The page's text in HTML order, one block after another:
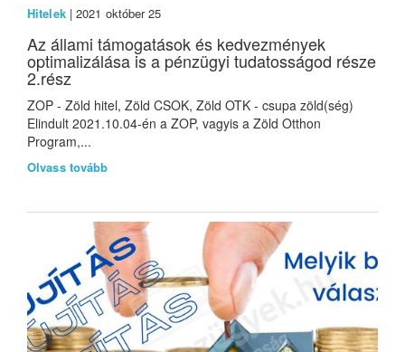
Hitelek| 2021 október 25
Az állami támogatások és kedvezmények
optimalizálása is a pénzügyi tudatosságod része
2.rész
ZOP - Zöld hitel, Zöld CSOK, Zöld OTK - csupa zöld(ség)
Elindult 2021.10.04-én a ZOP, vagyis a Zöld Otthon
Program,...
Olvass tovább